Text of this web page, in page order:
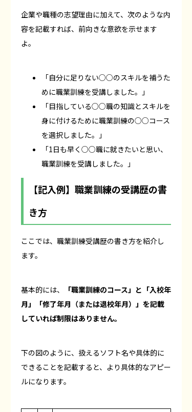
企業や職種の志望理由に加えて、次のような内
容を記載すれば、前向きな意欲を示せます
よ。
「自分に足りない○○のスキルを補うた
めに職業訓練を受講しました。」
「目指している○○職の知識とスキルを
身に付けるために職業訓練の○○コース
を選択しました。」
「1日も早く○○職に就きたいと思い、
職業訓練を受講しました。」
【記入例】職業訓練の受講歴の書
き方
ここでは、職業訓練受講歴の書き方を紹介し
ます。
基本的には、
「職業訓練のコース」と「入校年
月」「修了年月（または退校年月）」を記載
していれば制限はありません。
下の図のように、扱えるソフト名や具体的に
できることを記載すると、より具体的なアピー
ルになります。